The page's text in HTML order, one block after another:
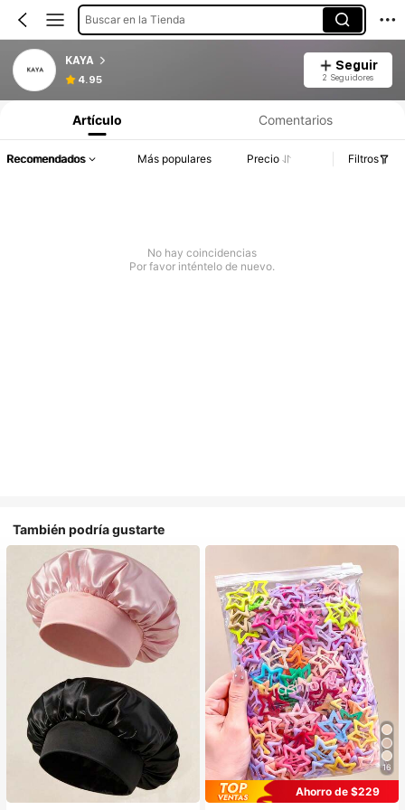
Buscar en la Tienda
KAYA
4.95
Seguir
2 Seguidores
Artículo Comentarios
Recomendados Más populares Precio Filtros
No hay coincidencias
Por favor inténtelo de nuevo.
También podría gustarte
#1 Más vendidos
en Multicolor Gorros para el pelo para mujer
Establecido hace 1 año
16
Ahorro de $229
#1 Más vendidos
en Aleación De Hierro Accesorios para el cabello d
¡Casi agotado!